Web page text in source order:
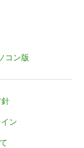
コン版
針
ン